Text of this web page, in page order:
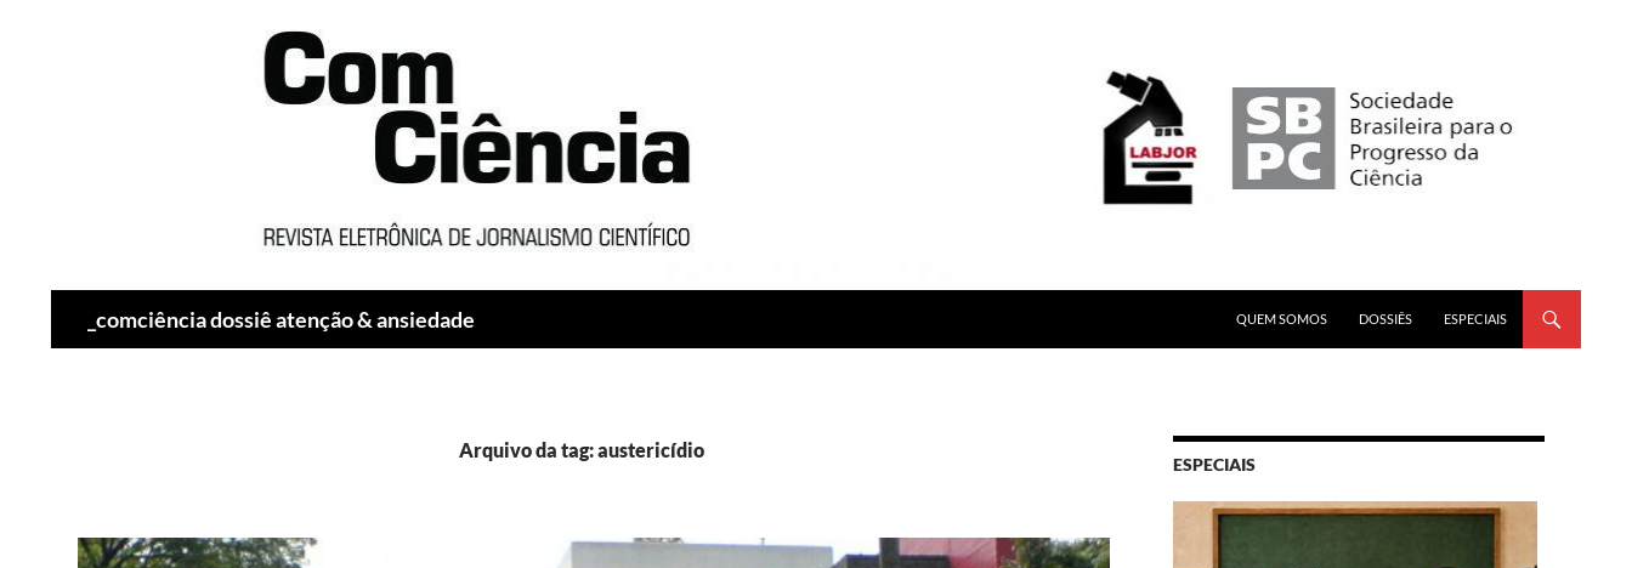
_comciência dossiê atenção & ansiedade
QUEM SOMOS
DOSSIÊS ESPECIAIS
Arquivo da tag: austericídio
ESPECIAIS